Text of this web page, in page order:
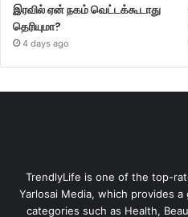
இரவில் ஏன் நகம் வெட்டக்கூடாது
தெரியுமா?
4 days ago
TrendlyLife is one of the top-
Yarlosai Media, which provides
categories such as Health,